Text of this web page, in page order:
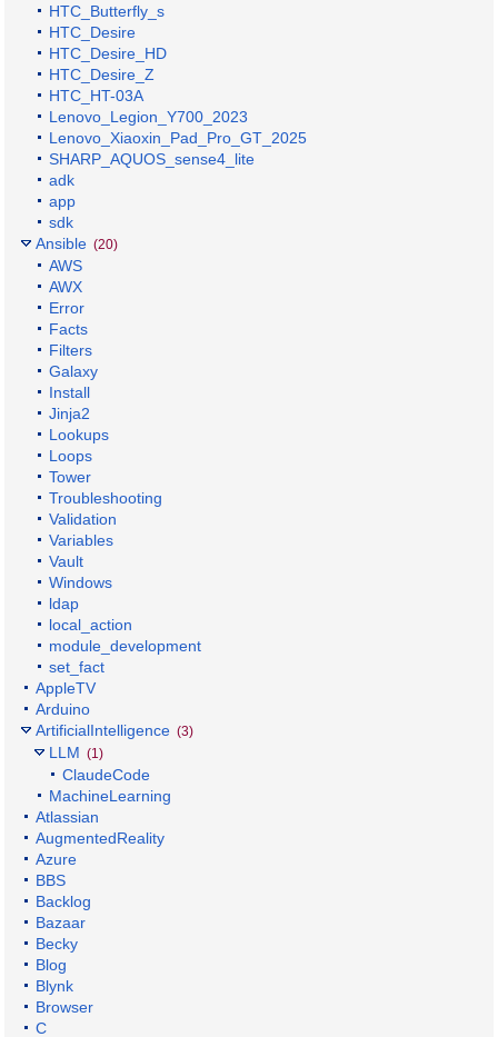
HTC_Butterfly_s
HTC_Desire
HTC_Desire_HD
HTC_Desire_Z
HTC_HT-03A
Lenovo_Legion_Y700_2023
Lenovo_Xiaoxin_Pad_Pro_GT_2025
SHARP_AQUOS_sense4_lite
adk
app
sdk
Ansible (20)
AWS
AWX
Error
Facts
Filters
Galaxy
Install
Jinja2
Lookups
Loops
Tower
Troubleshooting
Validation
Variables
Vault
Windows
ldap
local_action
module_development
set_fact
AppleTV
Arduino
ArtificialIntelligence (3)
LLM (1)
ClaudeCode
MachineLearning
Atlassian
AugmentedReality
Azure
BBS
Backlog
Bazaar
Becky
Blog
Blynk
Browser
C